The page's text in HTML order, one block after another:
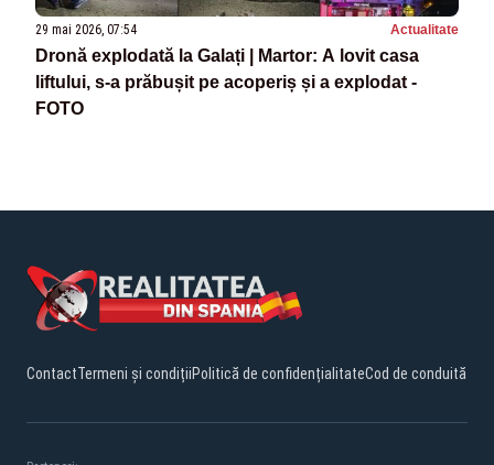
29 mai 2026, 07:54 Actualitate
Dronă explodată la Galați | Martor: A lovit casa
liftului, s-a prăbușit pe acoperiș și a explodat -
FOTO
ContactTermeni și condițiiPolitică de confidențialitateCod de conduită